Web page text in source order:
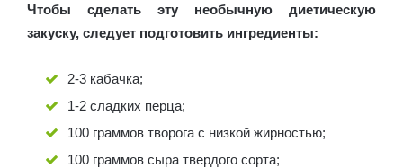
Чтобы сделать эту необычную диетическую
закуску, следует подготовить ингредиенты:
2-3 кабачка;
1-2 сладких перца;
100 граммов творога с низкой жирностью;
100 граммов сыра твердого сорта;